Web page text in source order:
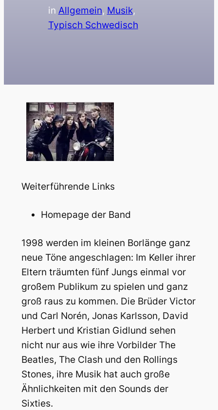
in Allgemein, Musik
Typisch Schwedisch
Weiterführende Links
Homepage der Band
1998 werden im kleinen Borlänge ganz
neue Töne angeschlagen: Im Keller ihrer
Eltern träumten fünf Jungs einmal vor
großem Publikum zu spielen und ganz
groß raus zu kommen. Die Brüder Victor
und Carl Norén, Jonas Karlsson, David
Herbert und Kristian Gidlund sehen
nicht nur aus wie ihre Vorbilder The
Beatles, The Clash und den Rollings
Stones, ihre Musik hat auch große
Ähnlichkeiten mit den Sounds der
Sixties.